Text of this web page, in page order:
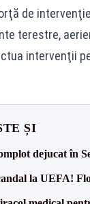
de
terestre,
intervenţii
ȘI
dejucat în
la UEFA!